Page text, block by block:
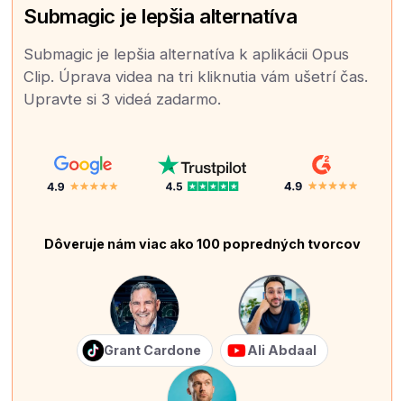
Submagic je lepšia alternatíva
Submagic je lepšia alternatíva k aplikácii Opus
Clip. Úprava videa na tri kliknutia vám ušetrí čas.
Upravte si 3 videá zadarmo.
Dôveruje nám viac ako 100 popredných tvorcov
Grant Cardone Ali Abdaal